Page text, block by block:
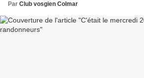
Par Club vosgien Colmar